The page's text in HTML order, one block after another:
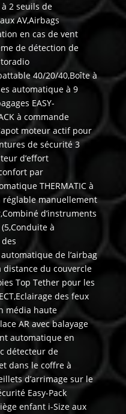
2 seuils de
AV,Airbags
en cas de vent
de détection de
40/20/40,Boîte à
automatique à 9
EASY-
à commande
moteur actif pour
de sécurité 3
d’effort
par
THERMATIC à
réglable manuellement
d’instruments
à
de l’airbag
distance du couvercle
Top Tether pour les
des feux
média haute
AR avec balayage
automatique en
détecteur de
dans le coffre à
d’arrimage sur le
Easy-Pack
enfant i-Size aux